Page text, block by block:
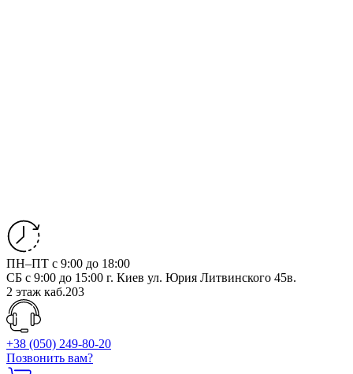
ПН–ПТ с 9:00 до 18:00
СБ с 9:00 до 15:00 г. Киев ул. Юрия Литвинского 45в.
2 этаж каб.203
+38 (050) 249-80-20
Позвонить вам?